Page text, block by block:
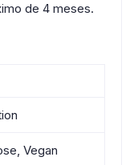
de 4 meses.
Vegan